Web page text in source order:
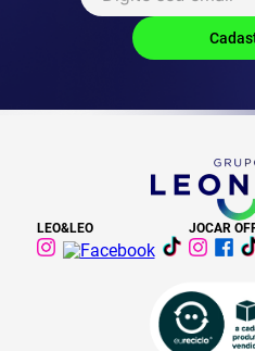
LEO&LEO JOCAR